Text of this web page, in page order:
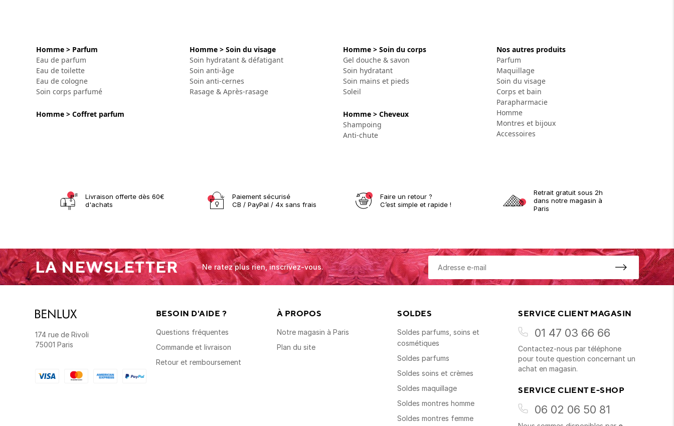
Homme > Parfum
Eau de parfum
Eau de toilette
Eau de cologne
Soin corps parfumé
Homme > Coffret parfum
Homme > Soin du visage
Soin hydratant & défatigant
Soin anti-âge
Soin anti-cernes
Rasage & Après-rasage
Homme > Soin du corps
Gel douche & savon
Soin hydratant
Soin mains et pieds
Soleil
Homme > Cheveux
Shampoing
Anti-chute
Nos autres produits
Parfum
Maquillage
Soin du visage
Corps et bain
Parapharmacie
Homme
Montres et bijoux
Accessoires
Livraison offerte dès 60€
d'achats
Paiement sécurisé
CB / PayPal / 4x sans frais
Faire un retour ?
C’est simple et rapide !
Retrait gratuit sous 2h
dans notre magasin à
Paris
LA NEWSLETTER Ne ratez plus rien, inscrivez-vous.
174 rue de Rivoli
75001 Paris
BESOIN D'AIDE ?
Questions fréquentes
Commande et livraison
Retour et remboursement
À PROPOS
Notre magasin à Paris
Plan du site
SOLDES
Soldes parfums, soins et
cosmétiques
Soldes parfums
Soldes soins et crèmes
Soldes maquillage
Soldes montres homme
Soldes montres femme
SERVICE CLIENT MAGASIN
01 47 03 66 66
Contactez-nous par téléphone
pour toute question concernant un
achat en magasin.
SERVICE CLIENT E-SHOP
06 02 06 50 81